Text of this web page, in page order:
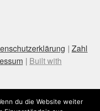
Zahl
Built with
du die Website weiter